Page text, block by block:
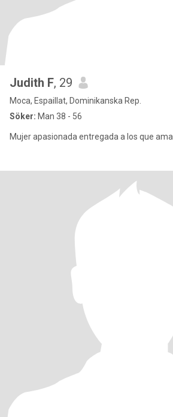
Judith F, 29
Moca, Espaillat, Dominikanska Rep.
Söker: Man 38 - 56
Mujer apasionada entregada a los que ama.